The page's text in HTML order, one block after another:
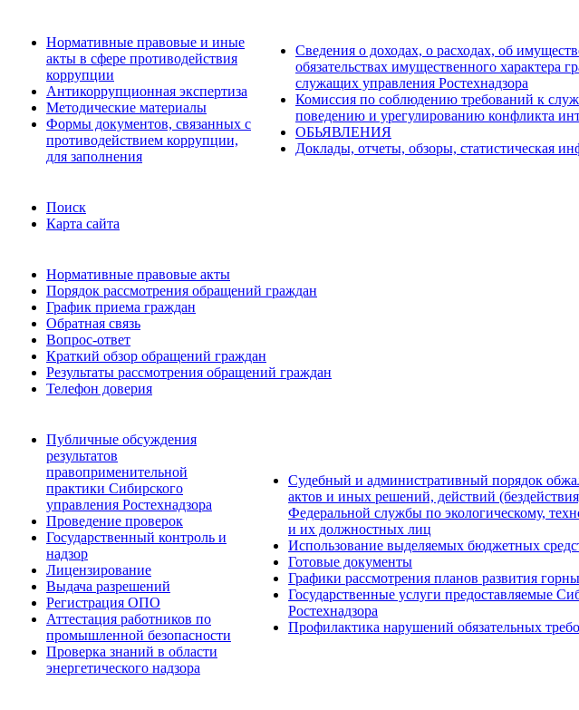
Нормативные правовые и иные
акты в сфере противодействия
коррупции
Антикоррупционная экспертиза
Методические материалы
Формы документов, связанных с
противодействием коррупции,
для заполнения
Сведения о доходах, о расходах, об
обязательствах имущественного характера
служащих управления Ростехнадзора
Комиссия по соблюдению требований к
поведению и урегулированию конфликта
ОБЬЯВЛЕНИЯ
Доклады, отчеты, обзоры, статистическая
Поиск
Карта сайта
Нормативные правовые акты
Порядок рассмотрения обращений граждан
График приема граждан
Обратная связь
Вопрос-ответ
Краткий обзор обращений граждан
Результаты рассмотрения обращений граждан
Телефон доверия
Публичные обсуждения
результатов
правоприменительной
практики Сибирского
управления Ростехнадзора
Проведение проверок
Государственный контроль и
надзор
Лицензирование
Выдача разрешений
Регистрация ОПО
Аттестация работников по
промышленной безопасности
Проверка знаний в области
энергетического надзора
Судебный и административный порядок
актов и иных решений, действий
Федеральной службы по экологическому,
и их должностных лиц
Использование выделяемых бюджетных
Готовые документы
Графики рассмотрения планов развития
Государственные услуги предоставляемые
Ростехнадзора
Профилактика нарушений обязательных